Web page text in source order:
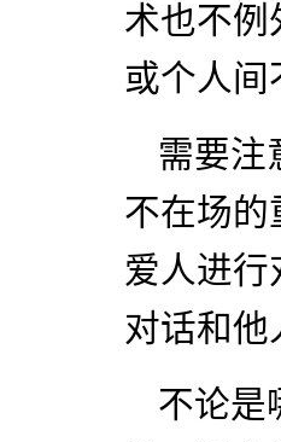
术也不例
或个人
需要注
不在场的
爱人进行
对话和他
不论是